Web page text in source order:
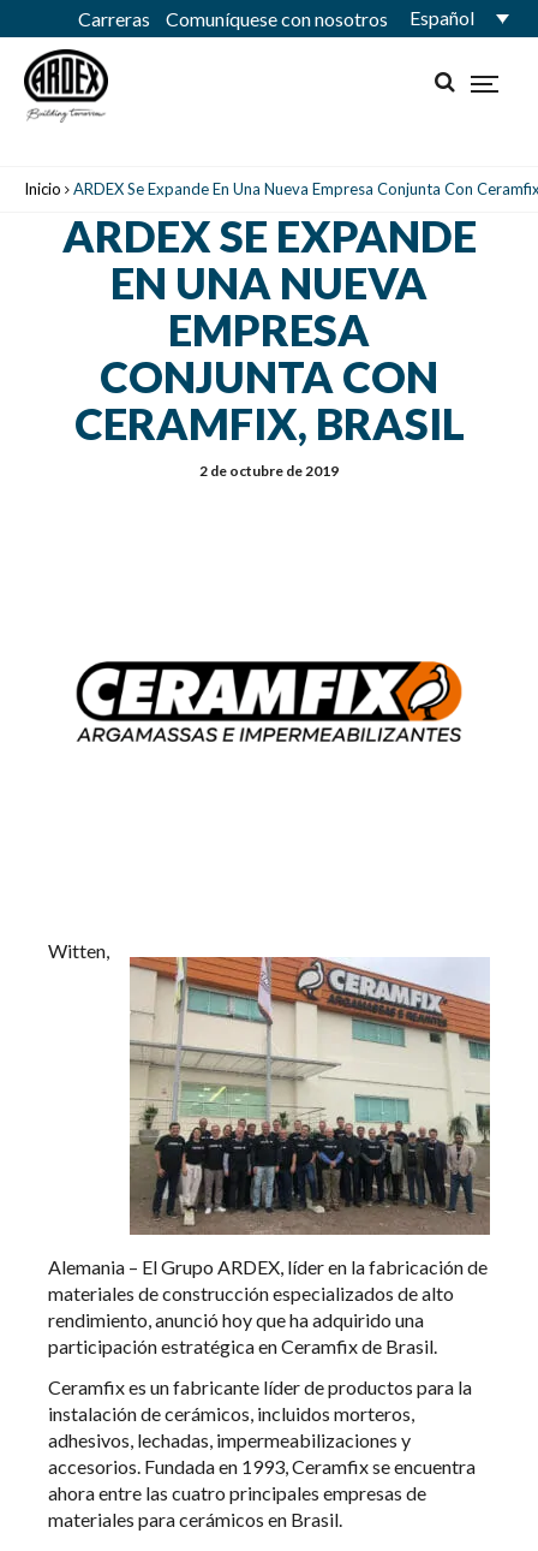
Carreras Comuníquese con nosotros Español
Inicio ARDEX Se Expande En Una Nueva Empresa Conjunta Con
ARDEX SE EXPANDE
EN UNA NUEVA
EMPRESA
CONJUNTA CON
CERAMFIX, BRASIL
2 de octubre de 2019
Witten,
Alemania – El Grupo ARDEX, líder en la fabricación de
materiales de construcción especializados de alto
rendimiento, anunció hoy que ha adquirido una
participación estratégica en Ceramfix de Brasil.
Ceramfix es un fabricante líder de productos para la
instalación de cerámicos, incluidos morteros,
adhesivos, lechadas, impermeabilizaciones y
accesorios. Fundada en 1993, Ceramfix se encuentra
ahora entre las cuatro principales empresas de
materiales para cerámicos en Brasil.